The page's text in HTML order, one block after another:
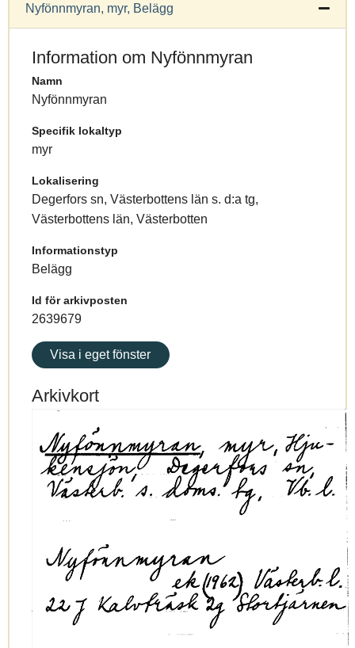
Nyfönnmyran, myr, Belägg
Information om Nyfönnmyran
Namn
Nyfönnmyran
Specifik lokaltyp
myr
Lokalisering
Degerfors sn, Västerbottens län s. d:a tg,
Västerbottens län, Västerbotten
Informationstyp
Belägg
Id för arkivposten
2639679
Visa i eget fönster
Arkivkort